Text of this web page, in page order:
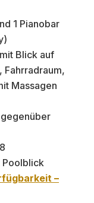
1 Pianobar
Blick auf
Fahrradraum,
Massagen
Poolblick
–